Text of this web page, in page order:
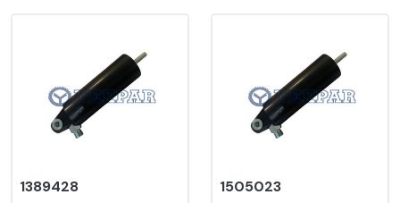
1389428
1505023